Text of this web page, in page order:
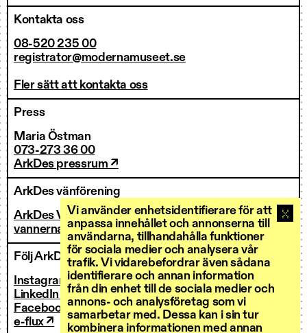
Vi använder enhetsidentifierare för att
anpassa innehållet och annonserna till
användarna, tillhandahålla funktioner
för sociala medier och analysera vår
trafik. Vi vidarebefordrar även sådana
identifierare och annan information
från din enhet till de sociala medier och
annons- och analysföretag som vi
samarbetar med. Dessa kan i sin tur
kombinera informationen med annan
Kontakta oss
08-520 235 00
registrator@modernamuseet.se
Fler sätt att kontakta oss
Press
Maria Östman
073-273 36 00
ArkDes pressrum ↗
ArkDes vänförening
ArkDes Vänner
vannerna@arkdes.se
Följ ArkDes
Instagram ↗
LinkedIn ↗
Facebook ↗
e-flux ↗